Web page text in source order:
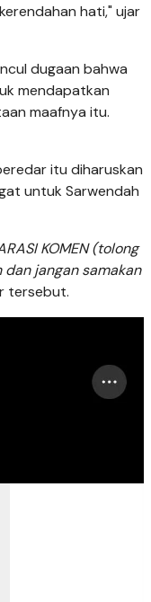
hati," ujar
dugaan bahwa
mendapatkan
maafnya itu.
itu diharuskan
untuk Sarwendah
KOMEN (tolong
jangan samakan
tersebut.